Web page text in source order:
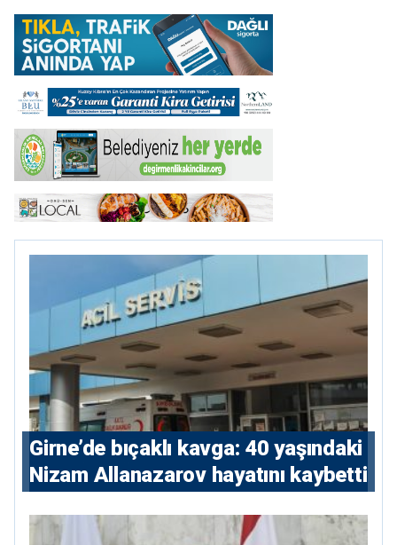
Girne’de bıçaklı kavga: 40 yaşındaki
Nizam Allanazarov hayatını kaybetti